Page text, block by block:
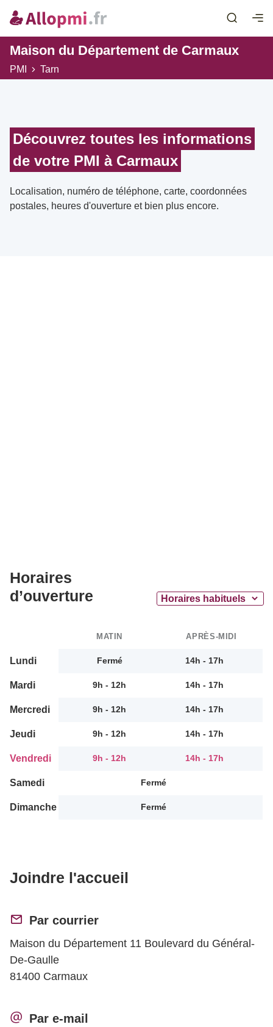
Maison du Département de Carmaux
PMI Tarn
Découvrez toutes les informations
de votre PMI à Carmaux
Localisation, numéro de téléphone, carte, coordonnées
postales, heures d'ouverture et bien plus encore.
Horaires
d’ouverture
MATIN APRÈS-MIDI
Lundi Fermé 14h - 17h
Mardi 9h - 12h 14h - 17h
Mercredi 9h - 12h 14h - 17h
Jeudi 9h - 12h 14h - 17h
Vendredi 9h - 12h 14h - 17h
Samedi Fermé
Dimanche Fermé
Joindre l'accueil
Par courrier
Maison du Département 11 Boulevard du Général-
De-Gaulle
81400 Carmaux
Par e-mail